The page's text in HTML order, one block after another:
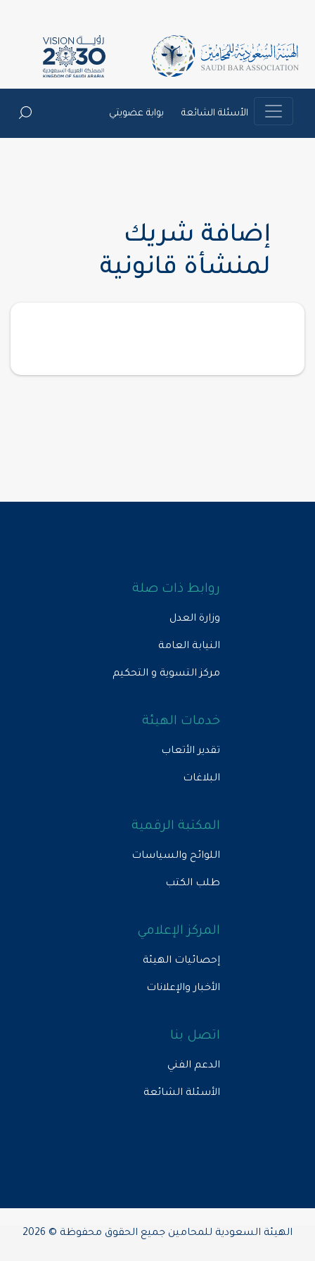
الأسئلة الشائعة بوابة عضويتي
إضافة شريك
لمنشأة قانونية
روابط ذات صلة
وزارة العدل
النيابة العامة
مركز التسوية و التحكيم
خدمات الهيئة
تقدير الأتعاب
البلاغات
المكتبة الرقمية
اللوائح والسياسات
طلب الكتب
المركز الإعلامي
إحصائيات الهيئة
الأخبار والإعلانات
اتصل بنا
الدعم الفني
الأسئلة الشائعة
الهيئة السعودية للمحامين جميع الحقوق محفوظة © 2026